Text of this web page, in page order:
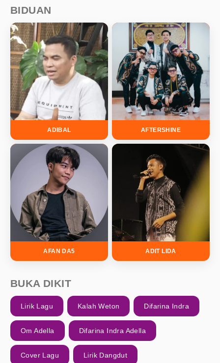
BIDUAN
ADIBAL AFTERSHINE
AFAN DA5 ADIT LIDA
BUKA DIKIT
Lirik Lagu Kalah Weton Difarina Indra
Om Adella Difarina Indra Adella
Cover Lagu Lirik Dangdut